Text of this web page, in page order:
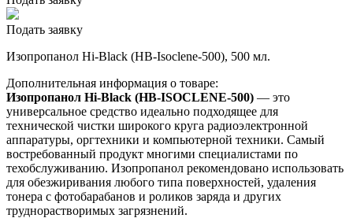
Подать заявку
Изопропанол Hi-Black (HB-Isoclene-500), 500 мл.
Дополнительная информация о товаре:
Изопропанол Hi-Black (HB-ISOCLENE-500) — это
универсальное средство идеально подходящее для
технической чистки широкого круга радиоэлектронной
аппаратуры, оргтехники и компьютерной техники. Самый
востребованный продукт многими специалистами по
техобслуживанию. Изопропанол рекомендовано использовать
для обезжиривания любого типа поверхностей, удаления
тонера с фотобарабанов и роликов заряда и других
труднорастворимых загрязнений.